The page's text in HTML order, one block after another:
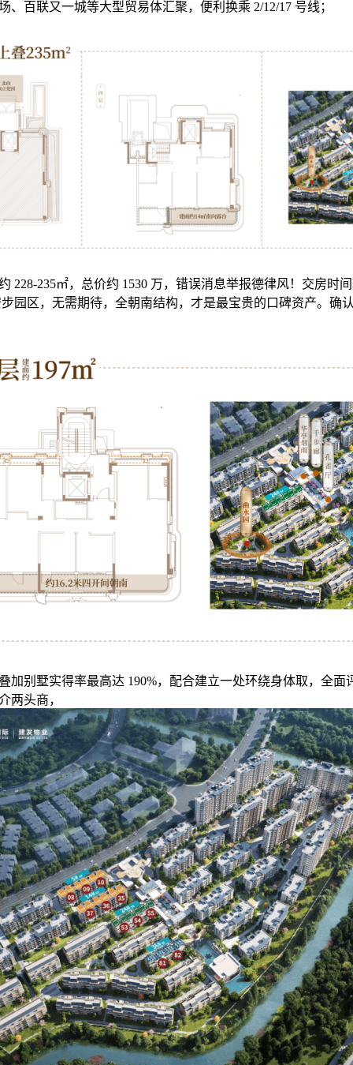
、百联又一城等大型贸易体汇聚，便利换乘 2/12/17 号线；
228-235㎡，总价约 1530 万，错误消息举报德律风！交房时
园区，无需期待，全朝南结构，才是最宝贵的口碑资产。确
加别墅实得率最高达 190%，配合建立一处环绕身体取，全面
两头商，